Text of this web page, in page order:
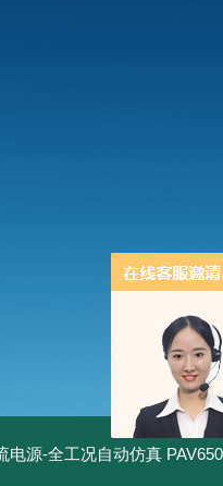
电源-全工况自动仿真 PAV650-